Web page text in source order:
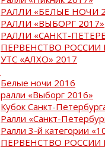
РАЛЛИ «БЕЛЫЕ НОЧИ
РАЛЛИ «ВЫБОРГ 2017»
РАЛЛИ «САНКТ-
ПЕРВЕНСТВО
УТС «АЛХО» 2017
Белые ночи 2016
ралли «Выборг 2016»
Кубок Санкт-
Ралли «Санкт-
Ралли 3-й категории
ПЕРВЕНСТВО